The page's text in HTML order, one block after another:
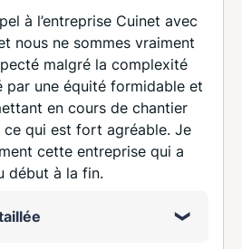
à l’entreprise Cuinet avec
nous ne sommes vraiment
malgré la complexité
par une équité formidable et
en cours de chantier
ce qui est fort agréable. Je
cette entreprise qui a
début à la fin.